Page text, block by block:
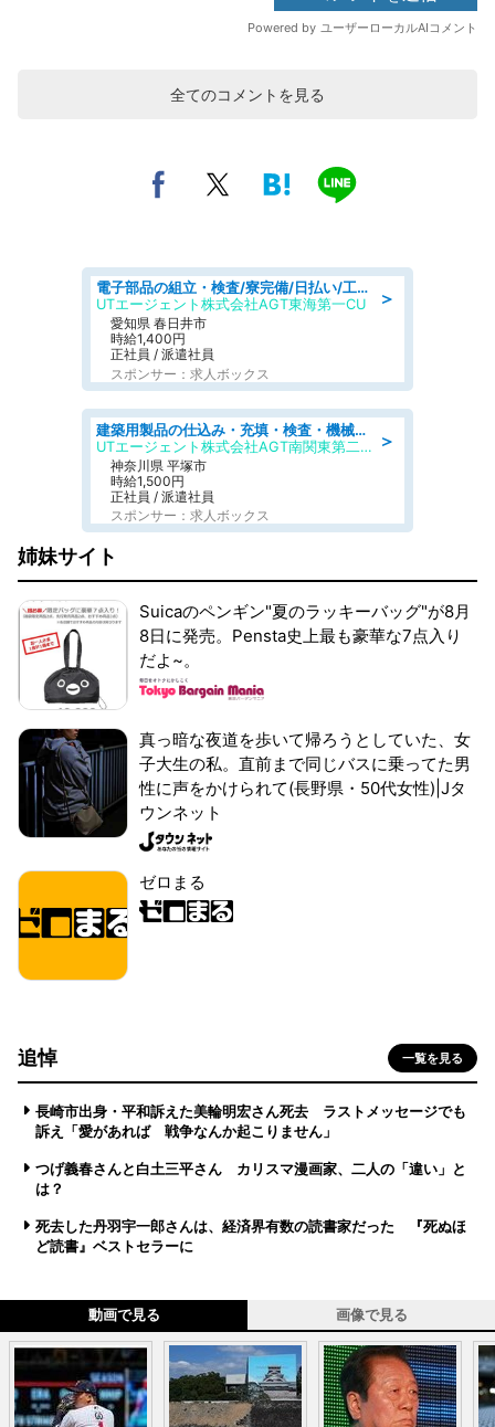
全てのコメントを見る
＞
電子部品の組立・検査/寮完備/日払い/工場・製造
UTエージェント株式会社AGT東海第一CU
愛知県 春日井市
時給1,400円
正社員 / 派遣社員
スポンサー：求人ボックス
＞
建築用製品の仕込み・充填・検査・機械操作/寮完備/日払い/工場・製造
UTエージェント株式会社AGT南関東第二CU
神奈川県 平塚市
時給1,500円
正社員 / 派遣社員
スポンサー：求人ボックス
姉妹サイト
Suicaのペンギン"夏のラッキーバッグ"が8月
8日に発売。Pensta史上最も豪華な7点入り
だよ~。
真っ暗な夜道を歩いて帰ろうとしていた、女
子大生の私。直前まで同じバスに乗ってた男
性に声をかけられて(長野県・50代女性)|Jタ
ウンネット
ゼロまる
追悼 一覧を見る
長崎市出身・平和訴えた美輪明宏さん死去 ラストメッセージでも
訴え「愛があれば 戦争なんか起こりません」
つげ義春さんと白土三平さん カリスマ漫画家、二人の「違い」と
は？
死去した丹羽宇一郎さんは、経済界有数の読書家だった 『死ぬほ
ど読書』ベストセラーに
動画で見る 画像で見る